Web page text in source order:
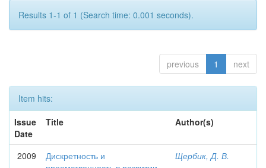
Results 1-1 of 1 (Search time: 0.001 seconds).
previous 1 next
Item hits:
Issue
Date
Title Author(s)
2009
Дискретность и
Щербик, Д. В.